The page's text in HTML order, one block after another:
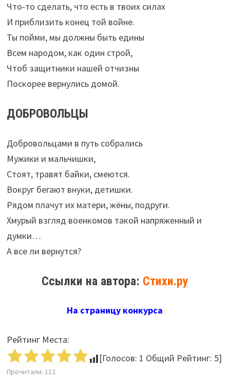
Что-то сделать, что есть в твоих силах
И приблизить конец той войне.
Ты пойми, мы должны быть едины
Всем народом, как один строй,
Чтоб защитники нашей отчизны
Поскорее вернулись домой.
ДОБРОВОЛЬЦЫ
Добровольцами в путь собрались
Мужики и мальчишки,
Стоят, травят байки, смеются.
Вокруг бегают внуки, детишки.
Рядом плачут их матери, жёны, подруги.
Хмурый взгляд военкомов такой напряженный и
думки…
А все ли вернутся?
Ссылки на автора: Стихи.ру
На страницу конкурса
Рейтинг Места:
[Голосов: 1 Общий Рейтинг: 5]
Прочитали: 112